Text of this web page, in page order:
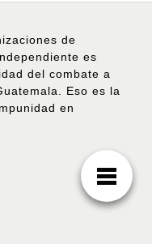
de
es
del combate a
Eso es la
en